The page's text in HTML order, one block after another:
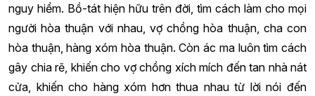
nguy hiểm. Bồ-tát hiện hữu trên đời, tìm cách làm cho mọi
người hòa thuận với nhau, vợ chồng hòa thuận, cha con
hòa thuận, hàng xóm hòa thuận. Còn ác ma luôn tìm cách
gây chia rẽ, khiến cho vợ chồng xích mích đến tan nhà nát
cửa, khiến cho hàng xóm hơn thua nhau từ lời nói đến